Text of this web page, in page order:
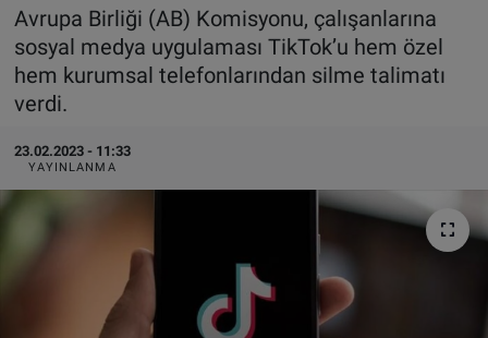
Avrupa Birliği (AB) Komisyonu, çalışanlarına
sosyal medya uygulaması TikTok’u hem özel
hem kurumsal telefonlarından silme talimatı
verdi.
23.02.2023 - 11:33
YAYINLANMA
AVUSTURYA
SAĞLIK - YAŞAM
BİLİM-TEKNOLOJİ
DÜNYA
BİLİM-TEKNOLOJİ
SAĞLIK
VIDEO GALERİ
ALGEMENE VOORWAARDEN
Tüm Manşetler
Son Dakika Haberleri
Haber Arşivi